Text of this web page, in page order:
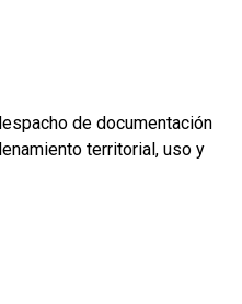
de documentación
territorial, uso y